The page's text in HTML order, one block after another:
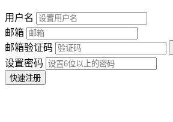
用户名
邮箱
邮箱验证码
设置密码